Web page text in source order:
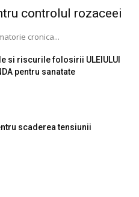
controlul rozaceei
cronica...
si riscurile folosirii ULEIULUI
pentru sanatate
scaderea tensiunii